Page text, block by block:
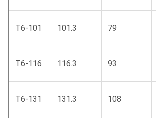
T6-101 101.3 79
T6-116 116.3 93
T6-131 131.3 108